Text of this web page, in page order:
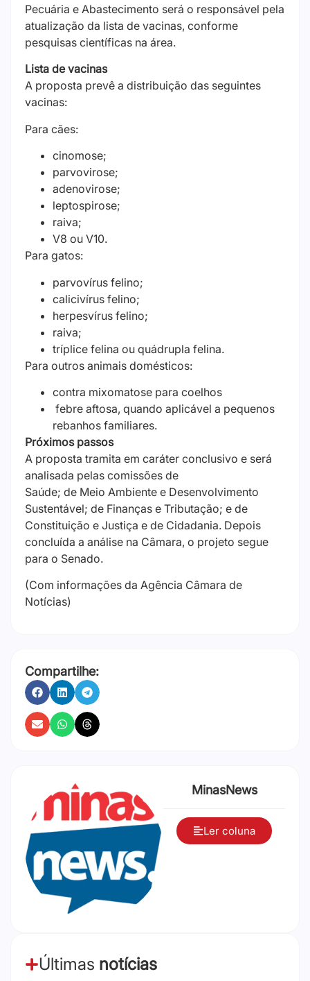
Pecuária e Abastecimento será o responsável pela
atualização da lista de vacinas, conforme
pesquisas científicas na área.
Lista de vacinas
A proposta prevê a distribuição das seguintes
vacinas:
Para cães:
cinomose;
parvovirose;
adenovirose;
leptospirose;
raiva;
V8 ou V10.
Para gatos:
parvovírus felino;
calicivírus felino;
herpesvírus felino;
raiva;
tríplice felina ou quádrupla felina.
Para outros animais domésticos:
contra mixomatose para coelhos
febre aftosa, quando aplicável a pequenos
rebanhos familiares.
Próximos passos
A proposta tramita em caráter conclusivo e será
analisada pelas comissões de
Saúde; de Meio Ambiente e Desenvolvimento
Sustentável; de Finanças e Tributação; e de
Constituição e Justiça e de Cidadania. Depois
concluída a análise na Câmara, o projeto segue
para o Senado.
(Com informações da Agência Câmara de
Notícias)
Compartilhe:
MinasNews
Ler coluna
Últimas notícias